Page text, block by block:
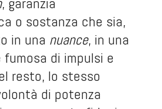
o sostanza che sia,
in una nuance, in una
di impulsi e
resto, lo stesso
di potenza